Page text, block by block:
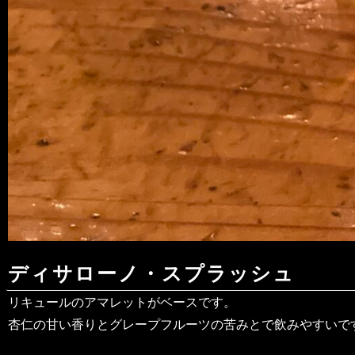
ディサローノ・スプラッシュ
リキュールのアマレットがベースです。
杏仁の甘い香りとグレープフルーツの苦みとで飲みやすいで